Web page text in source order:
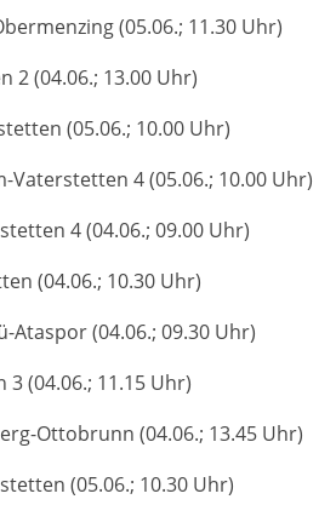
(05.06.; 11.30 Uhr)
2 (04.06.; 13.00 Uhr)
(05.06.; 10.00 Uhr)
Vaterstetten 4 (05.06.; 10.00 Uhr)
4 (04.06.; 09.00 Uhr)
(04.06.; 10.30 Uhr)
Ataspor (04.06.; 09.30 Uhr)
3 (04.06.; 11.15 Uhr)
Ottobrunn (04.06.; 13.45 Uhr)
(05.06.; 10.30 Uhr)